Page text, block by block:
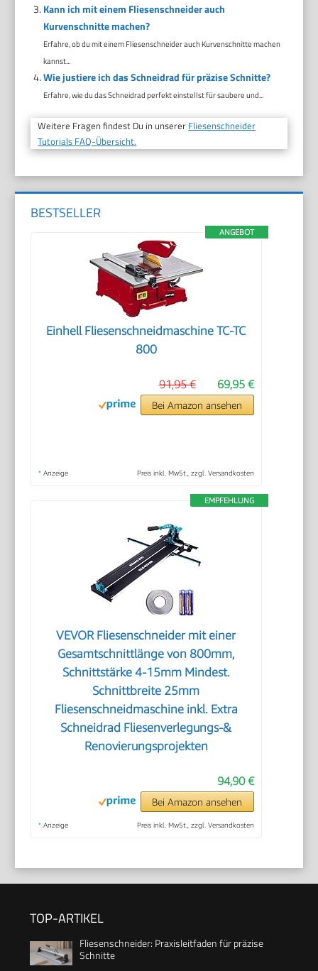
Kann ich mit einem Fliesenschneider auch
Kurvenschnitte machen?
Erfahre, ob du mit einem Fliesenschneider auch Kurvenschnitte machen
kannst...
Wie justiere ich das Schneidrad für präzise Schnitte?
Erfahre, wie du das Schneidrad perfekt einstellst für saubere und...
Weitere Fragen findest Du in unserer Fliesenschneider
Tutorials FAQ-Übersicht.
BESTSELLER
ANGEBOT
Einhell Fliesenschneidmaschine TC-TC
800
69,95 €
91,95 €
Bei Amazon ansehen
* Anzeige Preis inkl. MwSt., zzgl. Versandkosten
EMPFEHLUNG
VEVOR Fliesenschneider mit einer
Gesamtschnittlänge von 800mm,
Schnittstärke 4-15mm Mindest.
Schnittbreite 25mm
Fliesenschneidmaschine inkl. Extra
Schneidrad Fliesenverlegungs-&
Renovierungsprojekten
94,90 €
Bei Amazon ansehen
* Anzeige Preis inkl. MwSt., zzgl. Versandkosten
TOP-ARTIKEL
Fliesenschneider: Praxisleitfaden für präzise
Schnitte